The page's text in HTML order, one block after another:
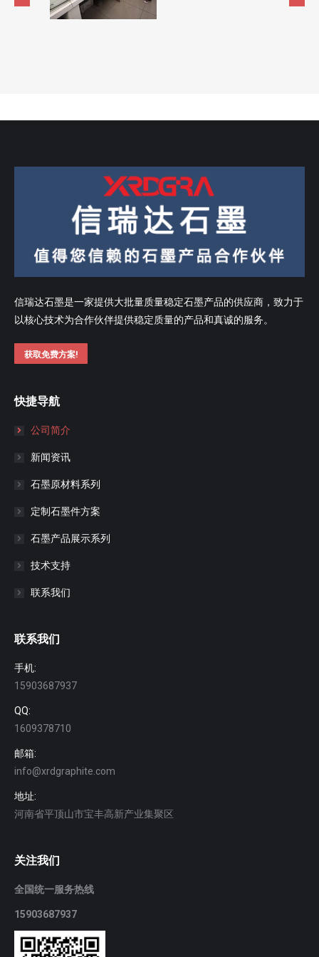
信瑞达石墨是一家提供大批量质量稳定石墨产品的供应商，致力于
以核心技术为合作伙伴提供稳定质量的产品和真诚的服务。
获取免费方案!
快捷导航
公司简介
新闻资讯
石墨原材料系列
定制石墨件方案
石墨产品展示系列
技术支持
联系我们
联系我们
手机:
15903687937
QQ:
1609378710
邮箱:
info@xrdgraphite.com
地址:
河南省平顶山市宝丰高新产业集聚区
关注我们
全国统一服务热线
15903687937